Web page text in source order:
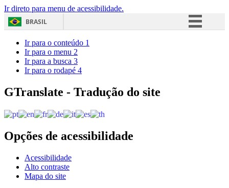
Ir direto para menu de acessibilidade.
BRASIL
Acesso à informação
Ir para o conteúdo 1
Ir para o menu 2
Ir para a busca 3
Ir para o rodapé 4
GTranslate - Tradução do site
Opções de acessibilidade
Acessibilidade
Alto contraste
Mapa do site